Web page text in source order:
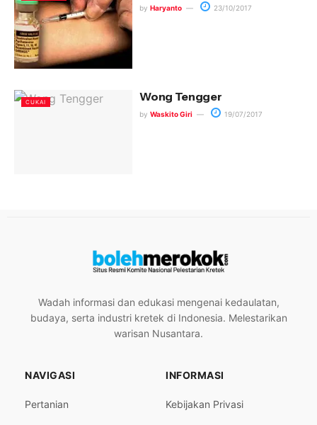
by Haryanto 23/10/2017
CUKAI Wong Tengger
by Waskito Giri 19/07/2017
Wadah informasi dan edukasi mengenai kedaulatan,
budaya, serta industri kretek di Indonesia. Melestarikan
warisan Nusantara.
NAVIGASI
Pertanian
INFORMASI
Kebijakan Privasi